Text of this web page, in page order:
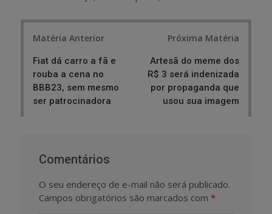
Matéria Anterior
Fiat dá carro a fã e
rouba a cena no
BBB23, sem mesmo
ser patrocinadora
Próxima Matéria
Artesã do meme dos
R$ 3 será indenizada
por propaganda que
usou sua imagem
Comentários
O seu endereço de e-mail não será publicado.
Campos obrigatórios são marcados com *